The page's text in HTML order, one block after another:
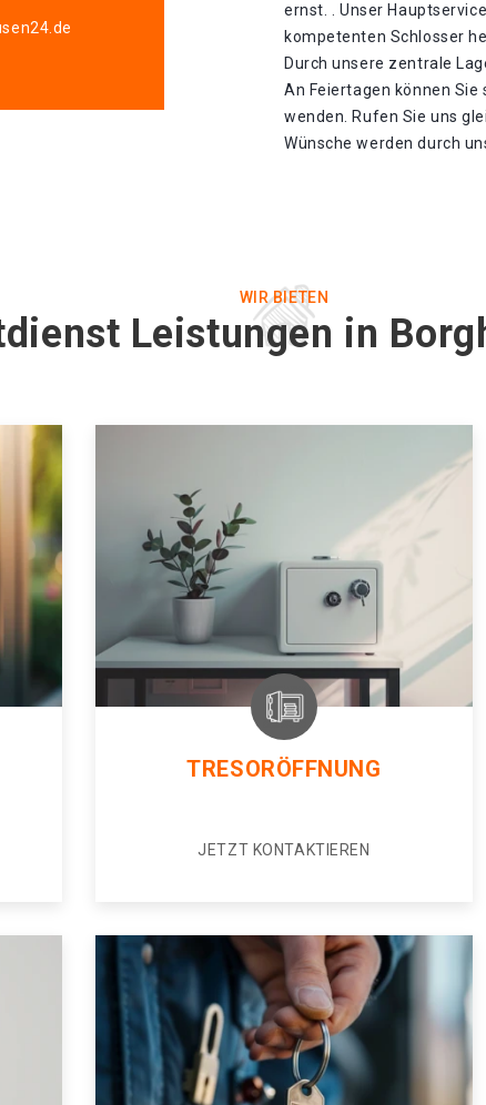
ernst. . Unser
kompetenten Schlosser
Durch unsere zentrale
An Feiertagen können Sie
wenden. Rufen Sie uns
Wünsche werden durch
WIR BIETEN
Leistungen in
TRESORÖFFNUNG
JETZT KONTAKTIEREN